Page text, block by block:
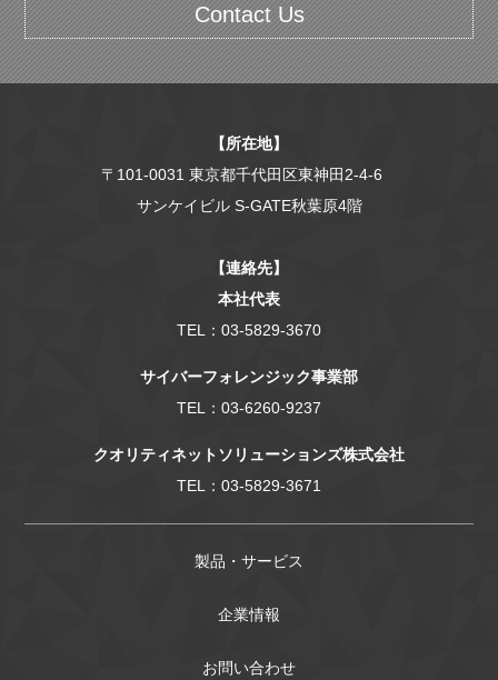
Contact Us
【所在地】
〒101-0031 東京都千代田区東神田2-4-6
サンケイビル S-GATE秋葉原4階
【連絡先】
本社代表
TEL：03-5829-3670
サイバーフォレンジック事業部
TEL：03-6260-9237
クオリティネットソリューションズ株式会社
TEL：03-5829-3671
製品・サービス
企業情報
お問い合わせ